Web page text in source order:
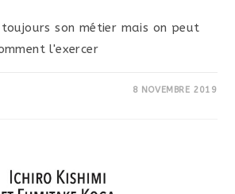
son métier mais on peut
l'exercer
8 NOVEMBRE 2019